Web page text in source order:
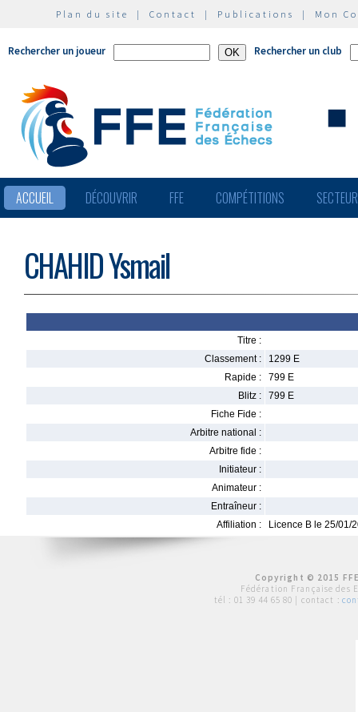
Plan du site | Contact | Publications | Mon
Rechercher un joueur Rechercher un club
ACCUEIL DÉCOUVRIR FFE COMPÉTITIONS
CHAHID Ysmail
Titre :
Classement :
1299 E
Rapide :
799 E
Blitz :
799 E
Fiche Fide :
Arbitre national :
Arbitre fide :
Initiateur :
Animateur :
Entraîneur :
Affiliation :
Licence B le 25/01/
Copyright © 2015
Fédération Française des
tél : 01 39 44 65 80 | contact :